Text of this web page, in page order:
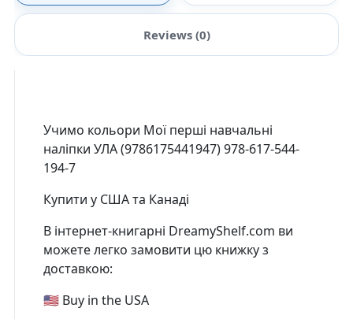
Reviews (0)
Учимо кольори Мої перші навчальні
наліпки УЛА (9786175441947) 978-617-544-
194-7
Купити у США та Канаді
В інтернет-книгарні DreamyShelf.com ви
можете легко замовити цю книжку з
доставкою:
🇺🇸 Buy in the USA